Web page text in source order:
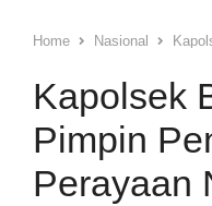
Home Nasional
Kapolsek
Pimpin
Perayaan